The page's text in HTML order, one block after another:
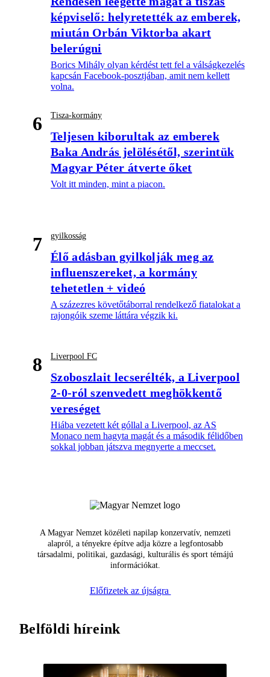
képviselő: helyretették az emberek,
miután Orbán Viktorba akart
belerúgni
Borics Mihály olyan kérdést tett fel a válságkezelés
kapcsán Facebook-posztjában, amit nem kellett
volna.
6 Tisza-kormány
Teljesen kiborultak az emberek
Baka András jelölésétől, szerintük
Magyar Péter átverte őket
Volt itt minden, mint a piacon.
7 gyilkosság
Élő adásban gyilkolják meg az
influenszereket, a kormány
tehetetlen + videó
A százezres követőtáborral rendelkező fiatalokat a
rajongóik szeme láttára végzik ki.
8 Liverpool FC
Szoboszlait lecserélték, a Liverpool
2-0-ról szenvedett meghökkentő
vereséget
Hiába vezetett két góllal a Liverpool, az AS
Monaco nem hagyta magát és a második félidőben
sokkal jobban játszva megnyerte a meccset.
A Magyar Nemzet közéleti napilap konzervatív, nemzeti
alapról, a tényekre építve adja közre a legfontosabb
társadalmi, politikai, gazdasági, kulturális és sport témájú
információkat.
Előfizetek az újságra
Belföldi híreink